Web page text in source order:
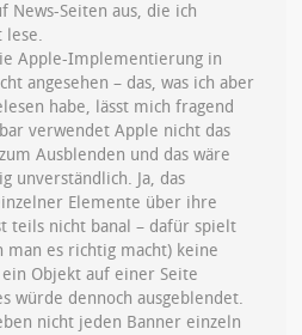
News-Seiten aus, die ich
lese.
Apple-Implementierung in
angesehen – das, was ich aber
habe, lässt mich fragend
verwendet Apple nicht das
Ausblenden und das wäre
unverständlich. Ja, das
Elemente über ihre
teils nicht banal – dafür spielt
man es richtig macht) keine
ein Objekt auf einer Seite
würde dennoch ausgeblendet.
nicht jeden Banner einzeln